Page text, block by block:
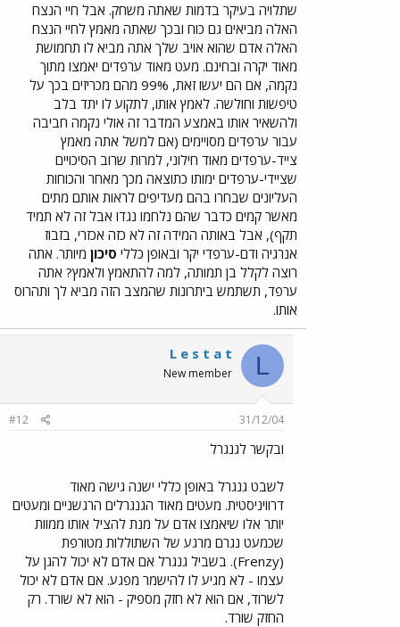
שתלויה בעיקר בדמות שאתה משחק. אבל חיי הנצח
האלה מביאים גם כוח ובכך שאתה מאמץ לחיי הנצח
האלה אדם שהוא אויב שלך אתה מביא לו תחמושת
מאוד יקרה ובחינם. מעט מאוד ערפדים יאמצו מתוך
נקמה, אם הם יעשו זאת, 99% מהם מכריזים בכך על
טיפשות וחולשה. לאמץ אותו, לתקוע לו יתד בלב
ולהשאיר אותו באמצע המדבר זה אולי נקמה חביבה
עבור ערפדים מסויימים (אם למשל אתה מאמץ
צייד-ערפדים מאוד חילוני, למרות שרוב הסיכויים
שציידי-ערפדים ימותו כתוצאה מכך מאחר והכוחות
העליונים שבחרו בהם מעדיפים לראות אותם מתים
מאשר קמים כדבר שהם נלחמו נגדו אבל זה לא תמיד
תקף), אבל באותה המידה זה לא כזה אכזרי, בזבוז
אנרגיה ודם-ערפדי יקר ובאופן כללי סיכון מיותר. אתה
רוצה לקלל בן תמותה, למה להתאמץ ולאמץ? אתה
ערפד, תשתמש ביתרונות שהמצב הזה מביא לך ותהרוס
אותו.
L
L e s t a t
New member
31/12/04
#12
ובקשר לגנגרל
לשבט גנגרל באופן כללי ישנה גישה מאוד
דרוויניסטית. מעטים מאוד הגנגרלים הרגשניים ומעטים
יותר אלו שיאמצו אדם על מנת להציל אותו ממוות
שכמעט נגרם מרגע של השתוללות מטורפת
(Frenzy). בשביל גנגרל אם אדם לא יכול להגן על
עצמו - לא מגיע לו להישמר מפגע. אם אדם לא יכול
לשרוד, אם הוא לא חזק מספיק - הוא לא שורד. רק
החזק שורד.